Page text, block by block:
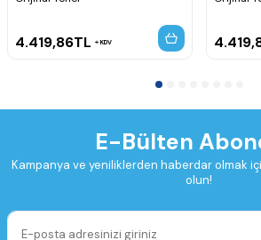
4.419,86TL KDV
E-Bülten
Kampanya ve yeniliklerden haberdar olmak
olun!